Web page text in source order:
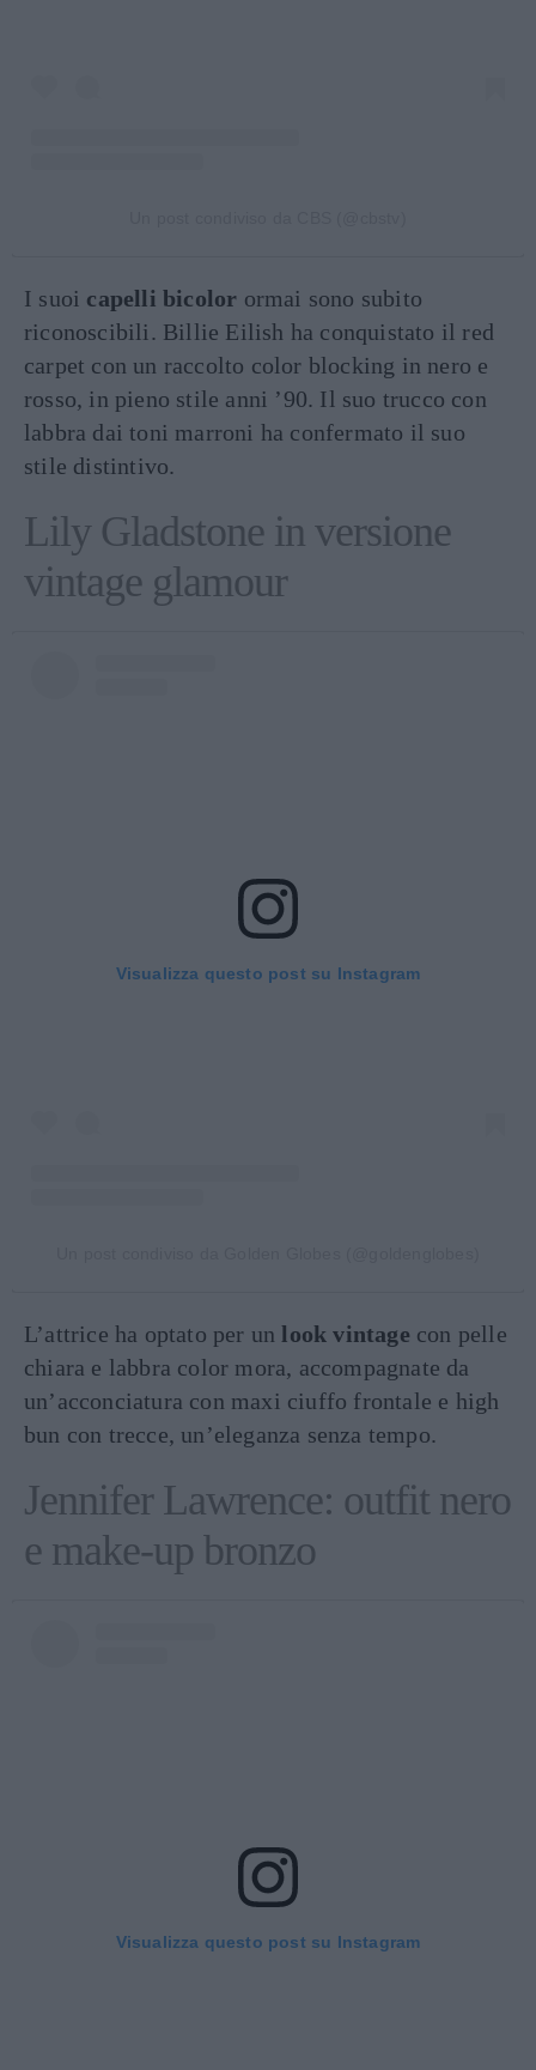
I suoi capelli bicolor ormai sono subito
riconoscibili. Billie Eilish ha conquistato il red
carpet con un raccolto color blocking in nero e
rosso, in pieno stile anni ’90. Il suo trucco con
labbra dai toni marroni ha confermato il suo
stile distintivo.
Lily Gladstone in versione
vintage glamour
Visualizza questo post su Instagram
L’attrice ha optato per un look vintage con pelle
chiara e labbra color mora, accompagnate da
un’acconciatura con maxi ciuffo frontale e high
bun con trecce, un’eleganza senza tempo.
Jennifer Lawrence: outfit nero
e make-up bronzo
Visualizza questo post su Instagram